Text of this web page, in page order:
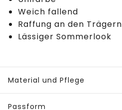
Weich fallend
Raffung an den Trägern
Lässiger Sommerlook
Material und Pflege
Passform